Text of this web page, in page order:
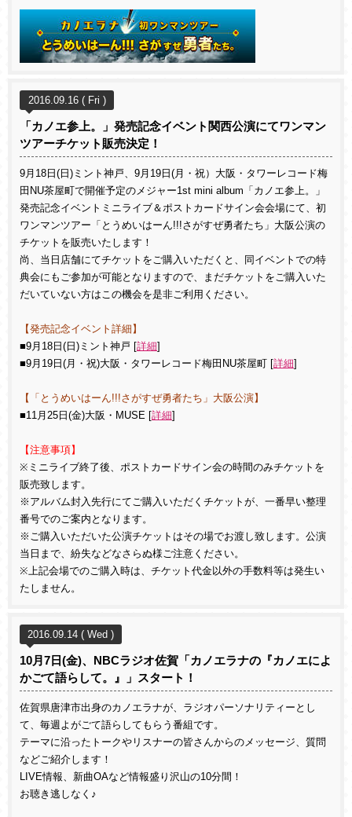
2016.09.16 ( Fri )
「カノエ参上。」発売記念イベント関西公演にてワンマン
ツアーチケット販売決定！
9月18日(日)ミント神戸、9月19日(月・祝）大阪・タワーレコード梅
田NU茶屋町で開催予定のメジャー1st mini album「カノエ参上。」
発売記念イベントミニライブ＆ポストカードサイン会会場にて、初
ワンマンツアー「とうめいはーん!!!さがすぜ勇者たち」大阪公演の
チケットを販売いたします！
尚、当日店舗にてチケットをご購入いただくと、同イベントでの特
典会にもご参加が可能となりますので、まだチケットをご購入いた
だいていない方はこの機会を是非ご利用ください。
【発売記念イベント詳細】
■9月18日(日)ミント神戸 [詳細]
■9月19日(月・祝)大阪・タワーレコード梅田NU茶屋町 [詳細]
【「とうめいはーん!!!さがすぜ勇者たち」大阪公演】
■11月25日(金)大阪・MUSE [詳細]
【注意事項】
※ミニライブ終了後、ポストカードサイン会の時間のみチケットを
販売致します。
※アルバム封入先行にてご購入いただくチケットが、一番早い整理
番号でのご案内となります。
※ご購入いただいた公演チケットはその場でお渡し致します。公演
当日まで、紛失などなさらぬ様ご注意ください。
※上記会場でのご購入時は、チケット代金以外の手数料等は発生い
たしません。
2016.09.14 ( Wed )
10月7日(金)、NBCラジオ佐賀「カノエラナの『カノエによ
かごて語らして。』」スタート！
佐賀県唐津市出身のカノエラナが、ラジオパーソナリティーとし
て、毎週よがごて語らしてもらう番組です。
テーマに沿ったトークやリスナーの皆さんからのメッセージ、質問
などご紹介します！
LIVE情報、新曲OAなど情報盛り沢山の10分間！
お聴き逃しなく♪